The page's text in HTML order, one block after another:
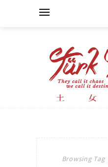
Browsing Tag